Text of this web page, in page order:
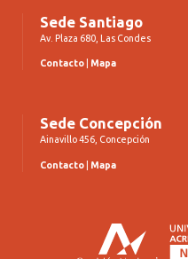
Sede Santiago
Av. Plaza 680, Las Condes
Contacto Mapa
Sede Concepción
Ainavillo 456, Concepción
Contacto Mapa